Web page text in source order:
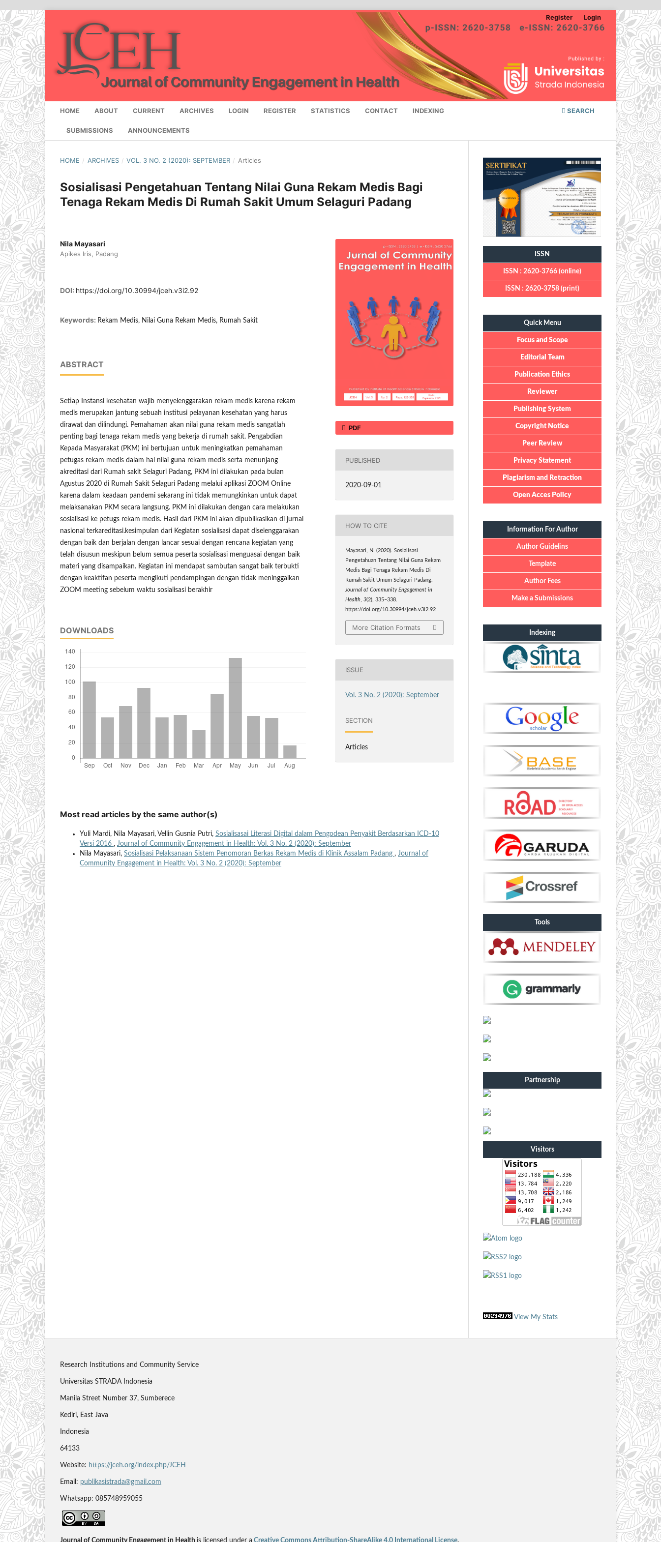
HOME ABOUT CURRENT ARCHIVES LOGIN REGISTER STATISTICS CONTACT INDEXING
SUBMISSIONS ANNOUNCEMENTS
SEARCH
Register Login
HOME / ARCHIVES / VOL. 3 NO. 2 (2020): SEPTEMBER / Articles
Sosialisasi Pengetahuan Tentang Nilai Guna Rekam Medis Bagi
Tenaga Rekam Medis Di Rumah Sakit Umum Selaguri Padang
Nila Mayasari
Apikes Iris, Padang
DOI: https://doi.org/10.30994/jceh.v3i2.92
Keywords: Rekam Medis, Nilai Guna Rekam Medis, Rumah Sakit
ABSTRACT
Setiap Instansi kesehatan wajib menyelenggarakan rekam medis karena rekam
medis merupakan jantung sebuah institusi pelayanan kesehatan yang harus
dirawat dan dilindungi. Pemahaman akan nilai guna rekam medis sangatlah
penting bagi tenaga rekam medis yang bekerja di rumah sakit. Pengabdian
Kepada Masyarakat (PKM) ini bertujuan untuk meningkatkan pemahaman
petugas rekam medis dalam hal nilai guna rekam medis serta menunjang
akreditasi dari Rumah sakit Selaguri Padang, PKM ini dilakukan pada bulan
Agustus 2020 di Rumah Sakit Selaguri Padang melalui aplikasi ZOOM Online
karena dalam keadaan pandemi sekarang ini tidak memungkinkan untuk dapat
melaksanakan PKM secara langsung. PKM ini dilakukan dengan cara melakukan
sosialisasi ke petugs rekam medis. Hasil dari PKM ini akan dipublikasikan di jurnal
nasional terkareditasi.kesimpulan dari Kegiatan sosialisasi dapat diselenggarakan
dengan baik dan berjalan dengan lancar sesuai dengan rencana kegiatan yang
telah disusun meskipun belum semua peserta sosialisasi menguasai dengan baik
materi yang disampaikan. Kegiatan ini mendapat sambutan sangat baik terbukti
dengan keaktifan peserta mengikuti pendampingan dengan tidak meninggalkan
ZOOM meeting sebelum waktu sosialisasi berakhir
DOWNLOADS
PDF
PUBLISHED
2020-09-01
HOW TO CITE
Mayasari, N. (2020). Sosialisasi
Pengetahuan Tentang Nilai Guna Rekam
Medis Bagi Tenaga Rekam Medis Di
Rumah Sakit Umum Selaguri Padang.
Journal of Community Engagement in
Health,3(2), 335–338.
https://doi.org/10.30994/jceh.v3i2.92
More Citation Formats
ISSUE
Vol. 3 No. 2 (2020): September
SECTION
Articles
Most read articles by the same author(s)
Yuli Mardi, Nila Mayasari, Vellin Gusnia Putri, Sosialisasai Literasi Digital dalam Pengodean Penyakit Berdasarkan ICD-10
Versi 2016 , Journal of Community Engagement in Health: Vol. 3 No. 2 (2020): September
Nila Mayasari, Sosialisasi Pelaksanaan Sistem Penomoran Berkas Rekam Medis di Klinik Assalam Padang , Journal of
Community Engagement in Health: Vol. 3 No. 2 (2020): September
ISSN
ISSN : 2620-3766 (online)
ISSN : 2620-3758 (print)
Quick Menu
Focus and Scope
Editorial Team
Publication Ethics
Reviewer
Publishing System
Copyright Notice
Peer Review
Privacy Statement
Plagiarism and Retraction
Open Acces Policy
Information For Author
Author Guidelins
Template
Author Fees
Make a Submissions
Indexing
Tools
Partnership
Visitors
View My Stats
Research Institutions and Community Service
Universitas STRADA Indonesia
Manila Street Number 37, Sumberece
Kediri, East Java
Indonesia
64133
Website: https://jceh.org/index.php/JCEH
Email: publikasistrada@gmail.com
Whatsapp: 085748959055
Journal of Community Engagement in Health is licensed under a Creative Commons Attribution-ShareAlike 4.0 International License.